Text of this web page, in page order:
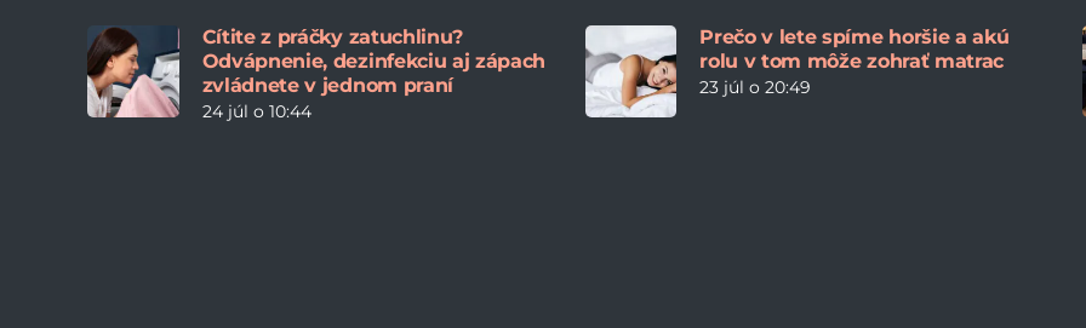
Cítite z práčky zatuchlinu?
Odvápnenie, dezinfekciu aj zápach
zvládnete v jednom praní
24 júl o 10:44
Prečo v lete spíme horšie a akú
rolu v tom môže zohrať matrac
23 júl o 20:49